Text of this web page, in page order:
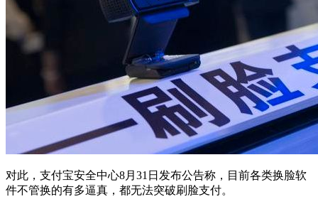
对此，支付宝安全中心8月31日发布公告称，目前各类换脸软
件不管换的有多逼真，都无法突破刷脸支付。